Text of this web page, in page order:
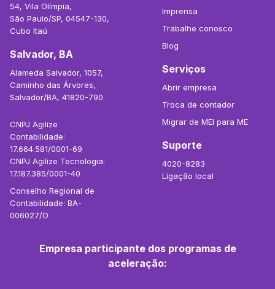
54, Vila Olímpia,
São Paulo/SP, 04547-130,
Cubo Itaú
Salvador, BA
Alameda Salvador, 1057,
Caminho das Árvores,
Salvador/BA, 41820-790
CNPJ Agilize
Contabilidade:
17.664.581/0001-69
CNPJ Agilize Tecnologia:
17.187.385/0001-40
Conselho Regional de
Contabilidade: BA-
006027/O
Imprensa
Trabalhe conosco
Blog
Serviços
Abrir empresa
Troca de contador
Migrar de MEI para ME
Suporte
4020-8283
Ligação local
Empresa participante dos programas de
aceleração: